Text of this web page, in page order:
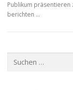
Publikum
berichten …
nach: